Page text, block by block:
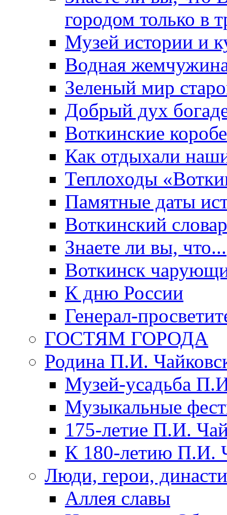
городом только в
Музей истории и
Водная
Зеленый мир
Добрый дух
Воткинские
Как отдыхали
Теплоходы
Памятные даты
Воткинский
Знаете ли вы, что...
Воткинск
К дню России
Генерал-
ГОСТЯМ ГОРОДА
Родина П.И.
Музей-усадьба
Музыкальные
175-летие П.И.
К 180-летию П.И.
Люди, герои,
Аллея славы